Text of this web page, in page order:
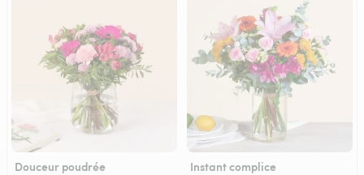
Douceur poudrée Instant complice